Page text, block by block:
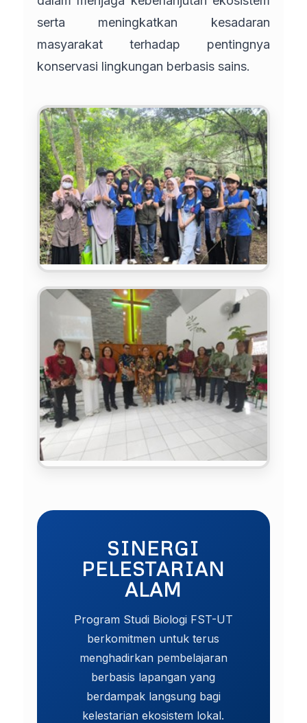
serta meningkatkan kesadaran
masyarakat terhadap pentingnya
konservasi lingkungan berbasis sains.
SINERGI
PELESTARIAN
ALAM
Program Studi Biologi FST-UT
berkomitmen untuk terus
menghadirkan pembelajaran
berbasis lapangan yang
berdampak langsung bagi
kelestarian ekosistem lokal.